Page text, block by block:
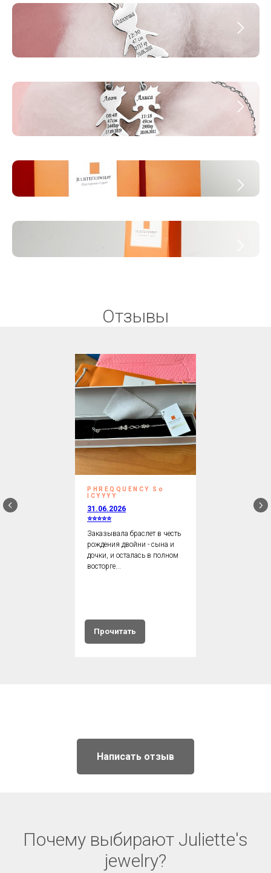
Отзывы
PHREQQUENCY So
ICYYYY
31.06.2026
⭐⭐⭐⭐⭐
Заказывала браслет в честь
рождения двойни - сына и
дочки, и осталась в полном
восторге...
Прочитать
Написать отзыв
Почему выбирают Juliette's
jewelry?